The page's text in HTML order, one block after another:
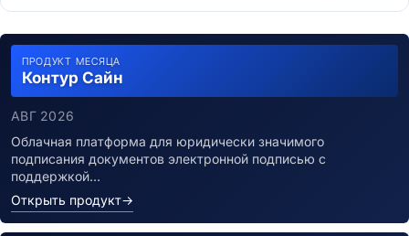
ПРОДУКТ МЕСЯЦА
Контур Сайн
АВГ 2026
Облачная платформа для юридически значимого
подписания документов электронной подписью с
поддержкой…
Открыть продукт→